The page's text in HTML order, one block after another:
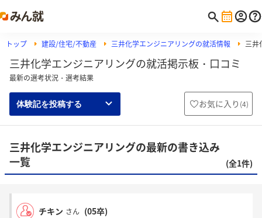
トップ 建設/住宅/不動産 三井化学エンジニアリングの就活情報 三井
三井化学エンジニアリングの就活掲示板・口コミ
最新の選考状況・選考結果
体験記を投稿する お気に入り (4)
三井化学エンジニアリングの最新の書き込み
一覧
(全1件)
チキン さん (05卒)